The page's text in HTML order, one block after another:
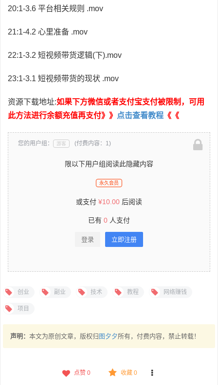
20:1-3.6 平台相关规则 .mov
21:1-4.2 心里准备 .mov
22:1-3.2 短视频带货逻辑(下).mov
23:1-3.1 短视频带货的现状 .mov
资源下载地址:如果下方微信或者支付宝支付被限制，可用
此方法进行余额充值再支付》》 点击查看教程 《《
您的用户组： 游客 (付费内容：1)
限以下用户组阅读此隐藏内容
永久会员
或支付 ¥10.00 后阅读
已有 0 人支付
登录 立即注册
创业 副业 技术 教程 网络赚钱
项目
声明： 本文为原创文章，版权归 图夕夕所有，付费内容，禁止转载！
点赞 0 收藏 0